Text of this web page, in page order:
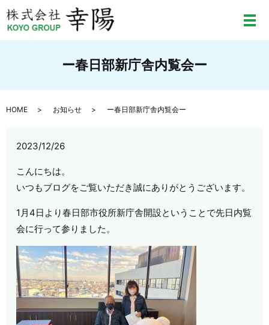
メ
ー春日部新庁舎内覧会ー
HOME お知らせ ー春日部新庁舎内覧会ー
2023/12/26
こんにちは。
いつもブログをご覧いただき誠にありがとうございます。
1月4日より春日部市役所新庁舎開設ということで先日内覧
会に行って参りました。